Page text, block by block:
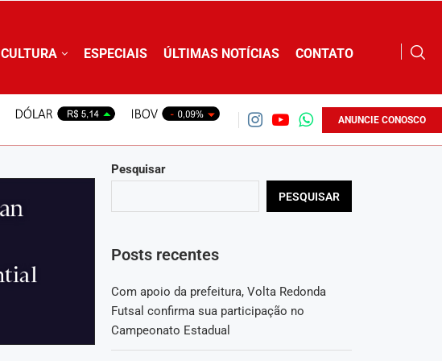
CULTURA ESPECIAIS ÚLTIMAS NOTÍCIAS CONTATO
ANUNCIE CONOSCO
Pesquisar
PESQUISAR
Posts recentes
Com apoio da prefeitura, Volta Redonda
Futsal confirma sua participação no
Campeonato Estadual